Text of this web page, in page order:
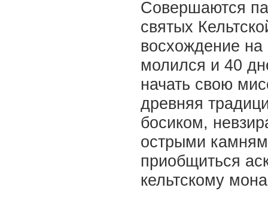
Совершаются
святых
восхождение на
молился и 40
начать свою
древняя
босиком,
острыми
приобщиться
кельтскому